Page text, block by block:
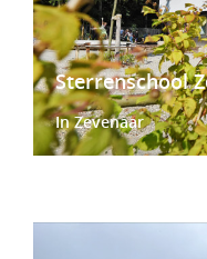
Sterrenschool
In Zevenaar